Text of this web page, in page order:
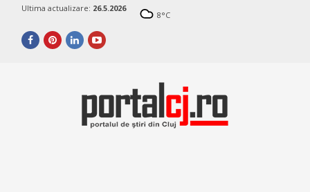
Ultima actualizare: 26.5.2026
8°C